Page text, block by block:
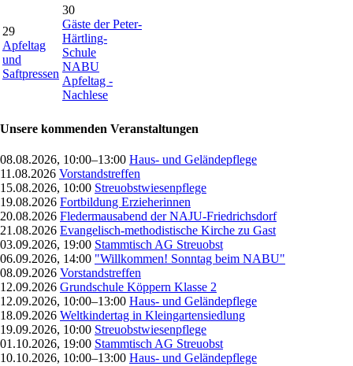
29
Apfeltag
und
Saftpressen
30
Gäste der Peter-
Härtling-
Schule
NABU
Apfeltag -
Nachlese
Unsere kommenden Veranstaltungen
08.08.2026, 10:00–13:00 Haus- und Geländepflege
11.08.2026 Vorstandstreffen
15.08.2026, 10:00 Streuobstwiesenpflege
19.08.2026 Fortbildung Erzieherinnen
20.08.2026 Fledermausabend der NAJU-Friedrichsdorf
21.08.2026 Evangelisch-methodistische Kirche zu Gast
03.09.2026, 19:00 Stammtisch AG Streuobst
06.09.2026, 14:00 "Willkommen! Sonntag beim NABU"
08.09.2026 Vorstandstreffen
12.09.2026 Grundschule Köppern Klasse 2
12.09.2026, 10:00–13:00 Haus- und Geländepflege
18.09.2026 Weltkindertag in Kleingartensiedlung
19.09.2026, 10:00 Streuobstwiesenpflege
01.10.2026, 19:00 Stammtisch AG Streuobst
10.10.2026, 10:00–13:00 Haus- und Geländepflege